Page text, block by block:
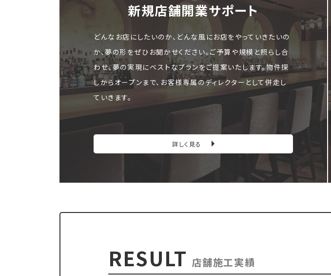
新規店舗開業サポート
どんなお店にしたいのか、どんな風にお店をやっていきたいの
か、夢の形をぜひお聞かせください。ご予算や規模と照らし合
わせ、夢の実現にベストなプランをご提案いたします。物件探
しからオープンまで、お客様専属のディレクターとして併走し
ていきます。
詳しく見る
RESULT 店舗施工実績